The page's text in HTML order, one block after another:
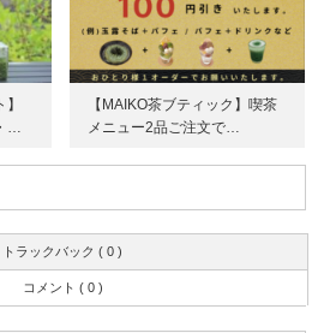
…
【MAIKO茶ブティック】喫茶
メニュー2品ご注文で…
トラックバック ( 0 )
コメント ( 0 )